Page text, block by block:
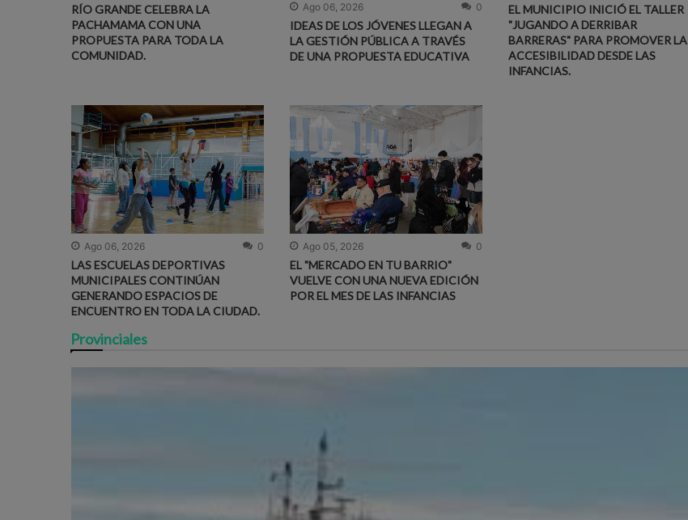
RÍO GRANDE CELEBRA LA
PACHAMAMA CON UNA
PROPUESTA PARA TODA LA
COMUNIDAD.
Ago 06, 2026 0
IDEAS DE LOS JÓVENES LLEGAN A
LA GESTIÓN PÚBLICA A TRAVÉS
DE UNA PROPUESTA EDUCATIVA
EL MUNICIPIO INICIÓ EL TALLER
"JUGANDO A DERRIBAR
BARRERAS" PARA PROMOVER LA
ACCESIBILIDAD DESDE LAS
INFANCIAS.
Ago 06, 2026 0
LAS ESCUELAS DEPORTIVAS
MUNICIPALES CONTINÚAN
GENERANDO ESPACIOS DE
ENCUENTRO EN TODA LA CIUDAD.
Ago 05, 2026 0
EL "MERCADO EN TU BARRIO"
VUELVE CON UNA NUEVA EDICIÓN
POR EL MES DE LAS INFANCIAS
Provinciales